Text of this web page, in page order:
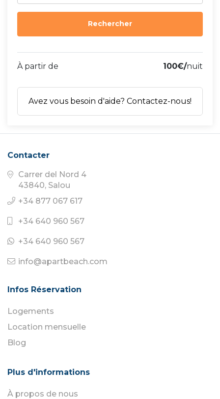
À partir de 100€/nuit
Avez vous besoin d'aide? Contactez-nous!
Contacter
Carrer del Nord 4
43840, Salou
+34 877 067 617
+34 640 960 567
+34 640 960 567
info@apartbeach.com
Infos Réservation
Logements
Location mensuelle
Blog
Plus d'informations
À propos de nous